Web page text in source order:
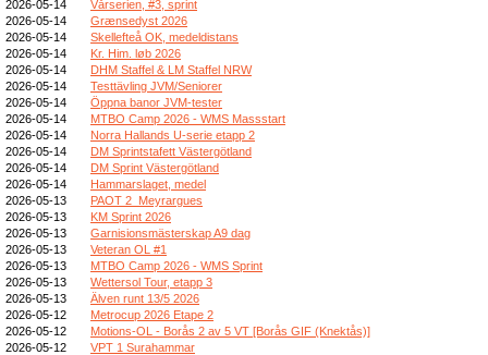
2026-05-14
Vårserien, #3, sprint
2026-05-14
Grænsedyst 2026
2026-05-14
Skellefteå OK, medeldistans
2026-05-14
Kr. Him. løb 2026
2026-05-14
DHM Staffel & LM Staffel NRW
2026-05-14
Testtävling JVM/Seniorer
2026-05-14
Öppna banor JVM-tester
2026-05-14
MTBO Camp 2026 - WMS Massstart
2026-05-14
Norra Hallands U-serie etapp 2
2026-05-14
DM Sprintstafett Västergötland
2026-05-14
DM Sprint Västergötland
2026-05-14
Hammarslaget, medel
2026-05-13
PAOT 2_Meyrargues
2026-05-13
KM Sprint 2026
2026-05-13
Garnisionsmästerskap A9 dag
2026-05-13
Veteran OL #1
2026-05-13
MTBO Camp 2026 - WMS Sprint
2026-05-13
Wettersol Tour, etapp 3
2026-05-13
Älven runt 13/5 2026
2026-05-12
Metrocup 2026 Etape 2
2026-05-12
Motions-OL - Borås 2 av 5 VT [Borås GIF (Knektås)]
2026-05-12
VPT 1 Surahammar